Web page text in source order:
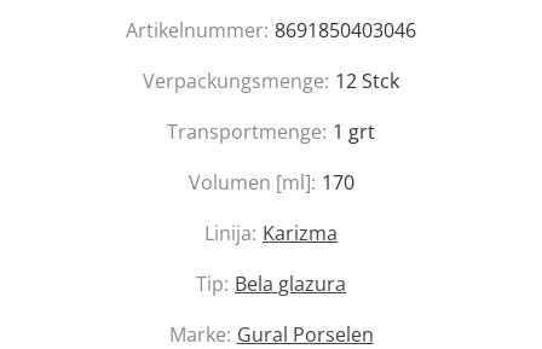
Artikelnummer: 8691850403046
Verpackungsmenge: 12Stck
Transportmenge: 1 grt
Volumen [ml]: 170
Linija: Karizma
Tip: Bela glazura
Marke: Gural Porselen